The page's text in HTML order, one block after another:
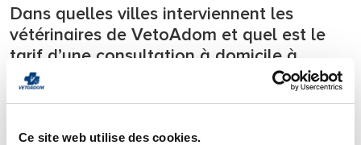
Ce site web utilise des cookies.
Dans quelles villes interviennent les
vétérinaires de VetoAdom et quel est le
tarif d’une consultation à domicile à
Montlignon?
Notre équipe de vétérinaires se déplace24h/24sur tous les